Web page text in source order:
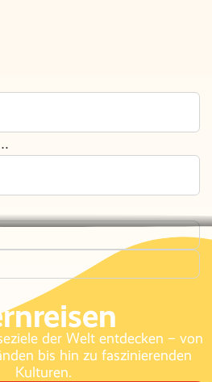
der Welt entdecken – von
bis hin zu faszinierenden
Kulturen.